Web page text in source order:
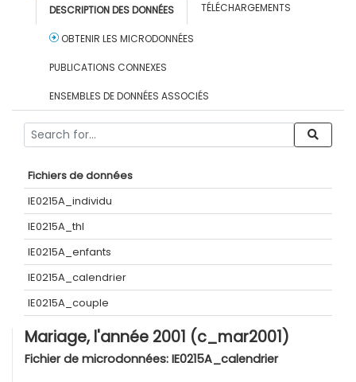
DESCRIPTION DES DONNÉES TÉLÉCHARGEMENTS
OBTENIR LES MICRODONNÉES
PUBLICATIONS CONNEXES
ENSEMBLES DE DONNÉES ASSOCIÉS
Fichiers de données
IE0215A_individu
IE0215A_thl
IE0215A_enfants
IE0215A_calendrier
IE0215A_couple
Mariage, l'année 2001 (c_mar2001)
Fichier de microdonnées: IE0215A_calendrier